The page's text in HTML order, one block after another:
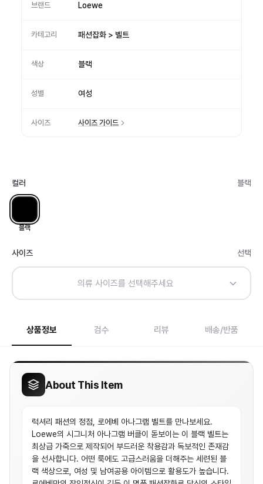
브랜드 Loewe
카테고리 패션잡화 > 벨트
색상 블랙
성별 여성
사이즈 사이즈 가이드
컬러 블랙
블랙
사이즈 선택
의류 사이즈를 선택해주세요
상품정보 검수 리뷰 배송/반품
About This Item
럭셔리 패션의 정점, 로에베 아나그램 벨트를 만나보세요.
Loewe의 시그니처 아나그램 버클이 돋보이는 이 블랙 벨트는
최상급 가죽으로 제작되어 부드러운 착용감과 독보적인 존재감
을 선사합니다. 어떤 룩에도 고급스러움을 더해주는 세련된 블
랙 색상으로, 여성 및 남여공용 아이템으로 활용도가 높습니다.